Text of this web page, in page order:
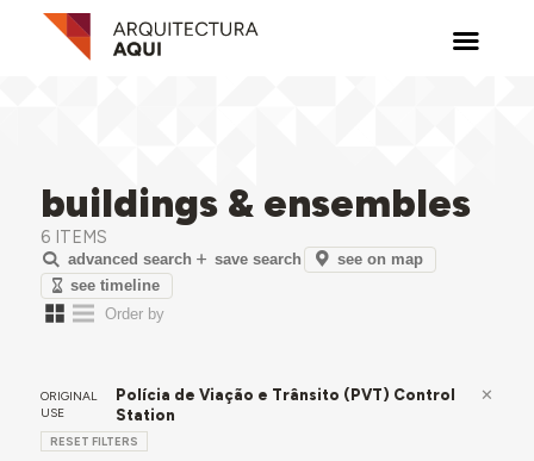
buildings & ensembles
6 ITEMS
advanced search save search
see on map
see timeline
ORIGINAL
USE
Polícia de Viação e Trânsito (PVT) Control
Station
RESET FILTERS